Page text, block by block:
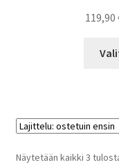
119,90
Näytetään kaikki 3